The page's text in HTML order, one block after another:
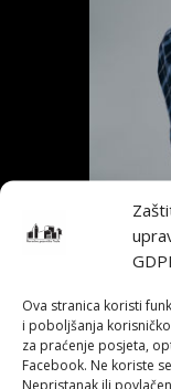
Ova stranica koristi
i poboljšanja
za praćenje posjeta,
Facebook. Ne koriste
Nepristanak ili
Mirza Pinjić